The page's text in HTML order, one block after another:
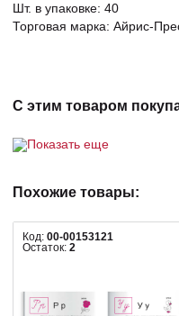
Шт. в упаковке: 40
Торговая марка: Айрис-
С этим товаром
Показать еще
Похожие товары:
Код: 00-00153121
Остаток: 2